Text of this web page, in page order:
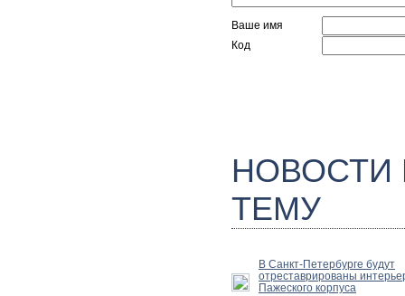
Ваше имя
Код
ТЕМУ
В Санкт-Петербурге будут
отреставрированы
Пажеского корпуса